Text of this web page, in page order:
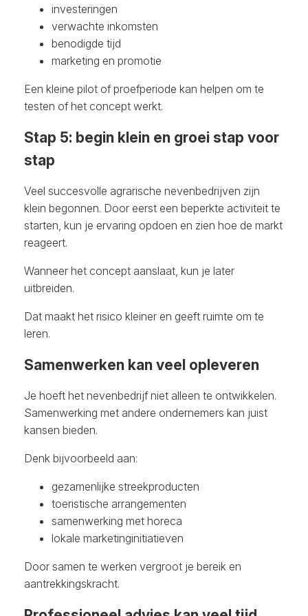
investeringen
verwachte inkomsten
benodigde tijd
marketing en promotie
Een kleine pilot of proefperiode kan helpen om te
testen of het concept werkt.
Stap 5: begin klein en groei stap voor
stap
Veel succesvolle agrarische nevenbedrijven zijn
klein begonnen. Door eerst een beperkte activiteit te
starten, kun je ervaring opdoen en zien hoe de markt
reageert.
Wanneer het concept aanslaat, kun je later
uitbreiden.
Dat maakt het risico kleiner en geeft ruimte om te
leren.
Samenwerken kan veel opleveren
Je hoeft het nevenbedrijf niet alleen te ontwikkelen.
Samenwerking met andere ondernemers kan juist
kansen bieden.
Denk bijvoorbeeld aan:
gezamenlijke streekproducten
toeristische arrangementen
samenwerking met horeca
lokale marketinginitiatieven
Door samen te werken vergroot je bereik en
aantrekkingskracht.